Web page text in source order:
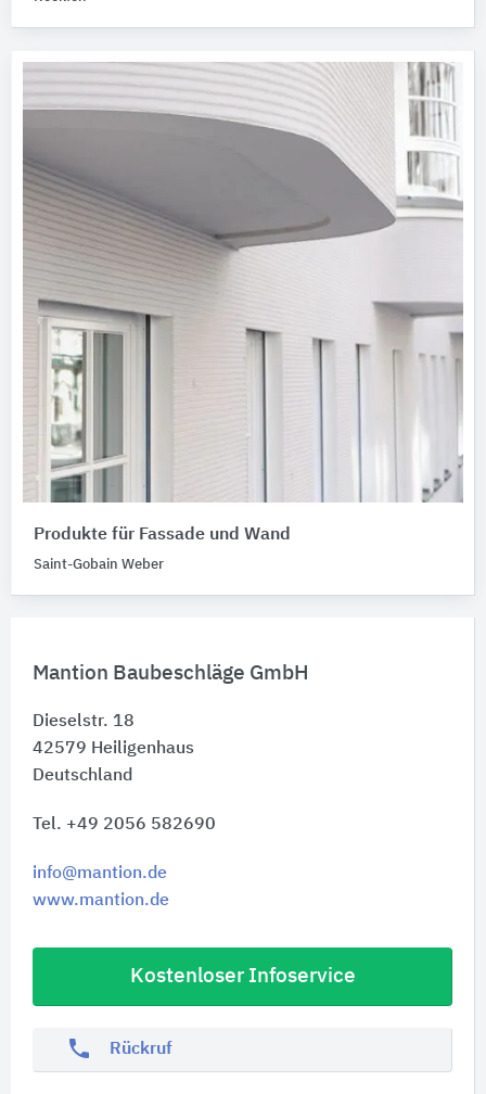
Mantion Baubeschläge GmbH
Dieselstr. 18
42579 Heiligenhaus
Deutschland
Tel. +49 2056 582690
info@mantion.de
www.mantion.de
Kostenloser Infoservice
phone Rückruf
Produkte für Fassade und Wand
Saint-Gobain Weber